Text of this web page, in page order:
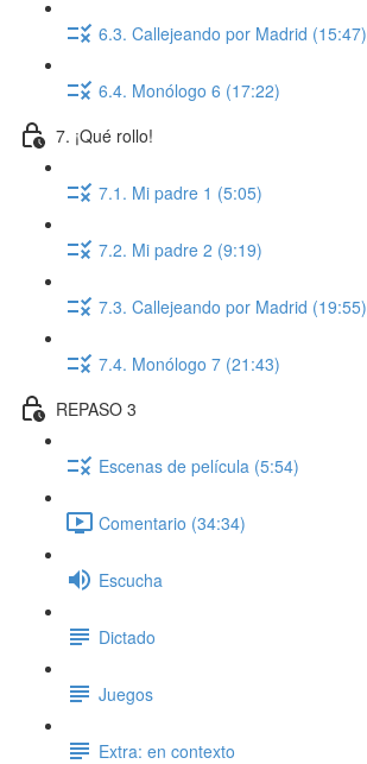
6.3. Callejeando por Madrid (15:47)
6.4. Monólogo 6 (17:22)
7. ¡Qué rollo!
7.1. Mi padre 1 (5:05)
7.2. Mi padre 2 (9:19)
7.3. Callejeando por Madrid (19:55)
7.4. Monólogo 7 (21:43)
REPASO 3
Escenas de película (5:54)
Comentario (34:34)
Escucha
Dictado
Juegos
Extra: en contexto